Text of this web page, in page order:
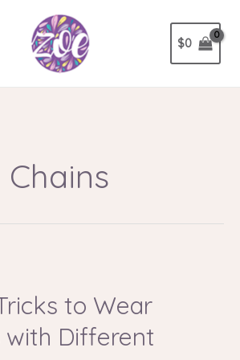
$0
Chains
to Wear
with Different